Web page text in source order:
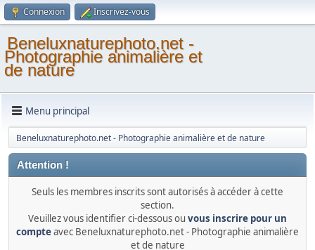
Connexion Inscrivez-vous
Beneluxnaturephoto.net -
Photographie animalière et
de nature
Menu principal
Beneluxnaturephoto.net - Photographie animalière et de nature
Attention !
Seuls les membres inscrits sont autorisés à accéder à cette
section.
Veuillez vous identifier ci-dessous ou vous inscrire pour un
compteavec Beneluxnaturephoto.net - Photographie animalière
et de nature